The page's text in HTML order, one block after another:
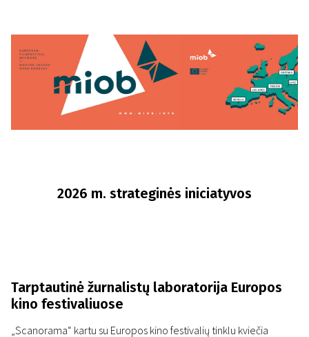
2026 m. strateginės iniciatyvos
Tarptautinė žurnalistų laboratorija Europos
kino festivaliuose
„Scanorama“ kartu su Europos kino festivalių tinklu kviečia